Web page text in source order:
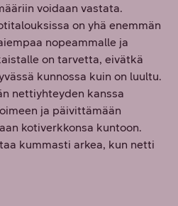
voidaan vastata.
on yhä enemmän
nopeammalle ja
on tarvetta, eivätkä
kunnossa kuin on luultu.
nettiyhteyden kanssa
ja päivittämään
kotiverkkonsa kuntoon.
kummasti arkea, kun netti